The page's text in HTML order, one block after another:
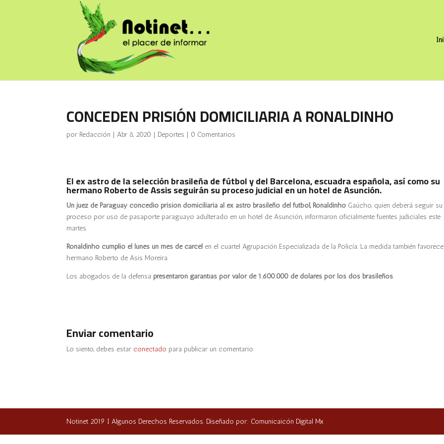
CONCEDEN PRISIÓN DOMICILIARIA A RONALDINHO
por Redacción |Abr 8, 2020 | Deportes | 0 Comentarios
El ex astro de la selección brasileña de fútbol y del Barcelona, escuadra española, así como su
hermano Roberto de Assis seguirán su proceso judicial en un hotel de Asunción.
Un juez de Paraguay concedió prisión domiciliaria al ex astro brasileño del fútbol, Ronaldinho Gaúcho, quien deberá seguir su
proceso por uso de pasaporte paraguayo adulterado en un hotel de Asunción, informaron oficialmente fuentes judiciales este
martes.
Ronaldinho cumplió el lunes un mes de cárcel en el cuartel Agrupación Especializada de la Policía. La medida también
hermano Roberto de Asis Moreira.
Los abogados de la defensa presentaron garantías por valor de 1.600.000 de dólares por los dos brasileños.
Enviar comentario
Lo siento, debes estar conectado para publicar un comentario.
Notinet 2019 I Algunos Derechos Reservados. Diseñado por: Comunicaicón Digital Mx